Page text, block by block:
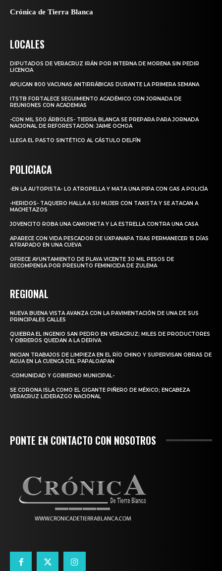
Crónica de Tierra Blanca
LOCALES
DIPUTADOS DE VERACRUZ IRÁN POR INTERNA DE MORENA SIN PEDIR
LICENCIA
APLICAN 800 VACUNAS ANTIRRÁBICAS DURANTE LA PRIMERA SEMANA
ITSTB FORTALECE SEGUIMIENTO ACADÉMICO CON JORNADA DE
REUNIONES CON ACADEMIAS
-CON MIL 500 ÁRBOLES- TIERRA BLANCA SE PREPARA PARA JORNADA
NACIONAL DE REFORESTACIÓN: JAIME OCHOA
LLEGA EL PASTO SINTÉTICO AL CÁSTULO DELFÍN
POLICIACA
-EN LA AUTOPISTA- LO ATROPELLA Y MATA UNA PIPA CON GAS A POLICÍA
-HERIDOS- TAQUERO HALLA A SU MUJER CON TAXISTA Y SE ATACAN A
MACHETAZOS
JOVENCITO ROBA UNA CAMIONETA Y LA ESTRELLA CONTRA UNA CASA
APARECE CON VIDA PESCADOR DE UXPANAPA TRAS PERMANECER 15 DÍAS
ATRAPADO EN UNA CUEVA
OFRECE AYUNTAMIENTO DE PLAYA VICENTE 30 MIL PESOS DE
RECOMPENSA POR PRESUNTO FEMINICIDA DE ZULEMA
REGIONAL
NUEVA BUENA VISTA AVANZA CON LA PAVIMENTACIÓN DE UNA DE SUS
PRINCIPALES CALLES
QUIEBRA EL INGENIO SAN PEDRO EN VERACRUZ; MILES DE PRODUCTORES
Y OBREROS QUEDAN A LA DERIVA
INICIAN TRABAJOS DE LIMPIEZA EN EL RÍO CHINO Y SUPERVISAN OBRAS DE
AGUA EN LA CUENCA DEL PAPALOAPAN
-COMUNIDAD Y GOBIERNO MUNICIPAL-
SE CORONA ISLA COMO EL GIGANTE PIÑERO DE MÉXICO; ENCABEZA
VERACRUZ LIDERAZGO NACIONAL
PONTE EN CONTACTO CON NOSOTROS